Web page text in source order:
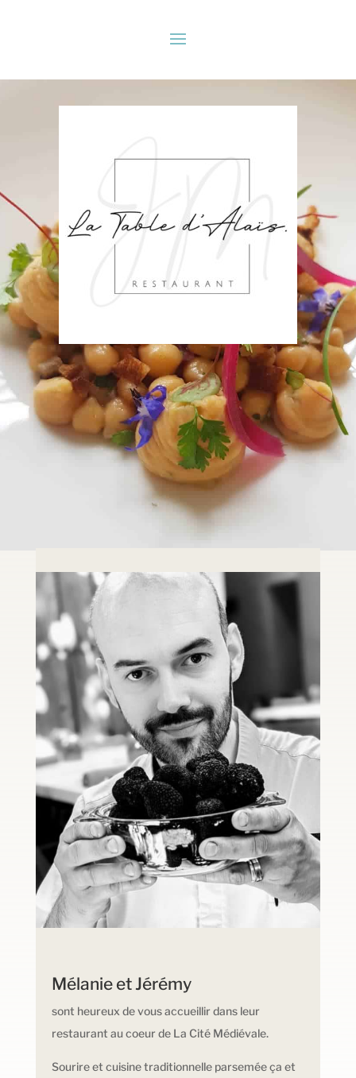
Mélanie et Jérémy
sont heureux de vous accueillir dans leur
restaurant au coeur de La Cité Médiévale.
Sourire et cuisine traditionnelle parsemée ça et